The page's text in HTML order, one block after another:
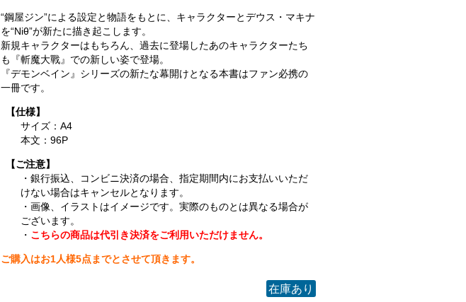
“鋼屋ジン”による設定と物語をもとに、キャラクターとデウス・マキナ
を“Niθ”が新たに描き起こします。
新規キャラクターはもちろん、過去に登場したあのキャラクターたち
も『斬魔大戰』での新しい姿で登場。
『デモンベイン』シリーズの新たな幕開けとなる本書はファン必携の
一冊です。
【仕様】
サイズ：A4
本文：96P
【ご注意】
・銀行振込、コンビニ決済の場合、指定期間内にお支払いいただ
けない場合はキャンセルとなります。
・画像、イラストはイメージです。実際のものとは異なる場合が
ございます。
・ こちらの商品は代引き決済をご利用いただけません。
ご購入はお1人様5点までとさせて頂きます。
在庫あり